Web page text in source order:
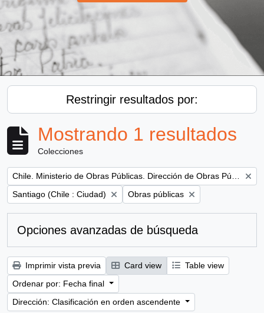
Restringir resultados por:
Mostrando 1 resultados
Colecciones
Remove filter:
Remove filter:
Santiago (Chile : Ciudad) Remove filter:
Obras públicas
Opciones avanzadas de búsqueda
Imprimir vista previa Card view
Table view
Ordenar por: Fecha final
Dirección: Clasificación en orden ascendente